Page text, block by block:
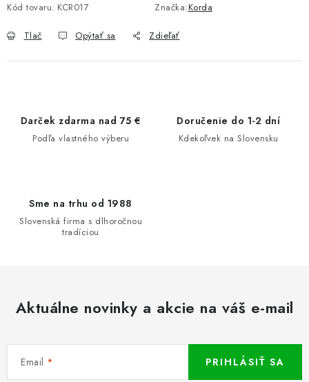
Kód tovaru: KCR017 Značka:Korda
Tlač Opýtať sa Zdieľať
Darček zdarma nad 75 €
Podľa vlastného výberu
Doručenie do 1-2 dní
Kdekoľvek na Slovensku
Sme na trhu od 1988
Slovenská firma s dlhoročnou
tradíciou
Aktuálne novinky a akcie na váš e-mail
Email PRIHLÁSIŤ SA